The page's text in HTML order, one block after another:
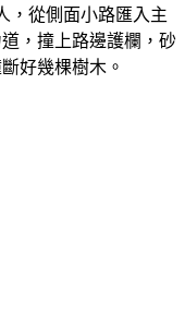
，從側面小路匯入主
，撞上路邊護欄，砂
好幾棵樹木。